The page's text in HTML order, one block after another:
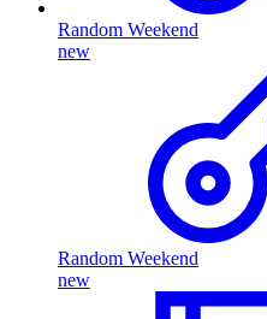
Random Weekend
new
Random Weekend
new